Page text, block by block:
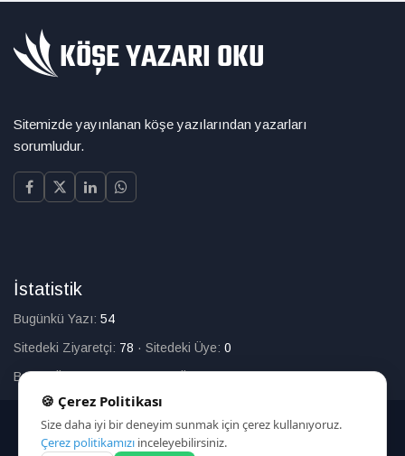
Sitemizde yayınlanan köşe yazılarından yazarları
sorumludur.
İstatistik
Bugünkü Yazı: 54
Sitedeki Ziyaretçi: 78 · Sitedeki Üye: 0
Bugün Üye Olan:0·Toplam Üye:226
© 2025
🍪 Çerez Politikası
Size daha iyi bir deneyim sunmak için çerez kullanıyoruz.
Çerez politikamızı inceleyebilirsiniz.